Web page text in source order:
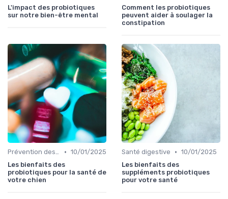
L'impact des probiotiques
sur notre bien-être mental
Comment les probiotiques
peuvent aider à soulager la
constipation
Prévention des maladies • 10/01/2025
Les bienfaits des
probiotiques pour la santé de
votre chien
Santé digestive • 10/01/2025
Les bienfaits des
suppléments probiotiques
pour votre santé